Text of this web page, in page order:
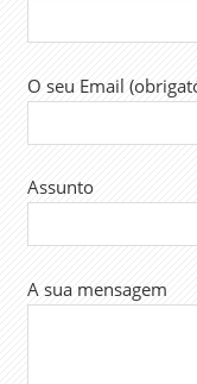
O seu Email
Assunto
A sua mensagem